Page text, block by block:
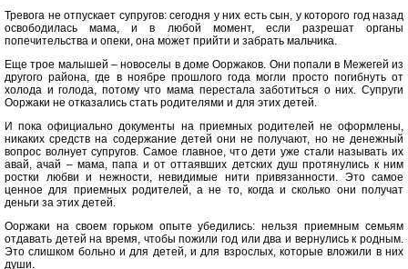
Тревога не отпускает супругов: сегодня у них есть сын, у которого год назад
освободилась мама, и в любой момент, если разрешат органы
попечительства и опеки, она может прийти и забрать мальчика.
Еще трое малышей – новоселы в доме Ооржаков. Они попали в Межегей из
другого района, где в ноябре прошлого года могли просто погибнуть от
холода и голода, потому что мама перестала заботиться о них. Супруги
Ооржаки не отказались стать родителями и для этих детей.
И пока официально документы на приемных родителей не оформлены,
никаких средств на содержание детей они не получают, но не денежный
вопрос волнует супругов. Самое главное, что дети уже стали называть их
авай, ачай – мама, папа и от оттаявших детских душ протянулись к ним
ростки любви и нежности, невидимые нити привязанности. Это самое
ценное для приемных родителей, а не то, когда и сколько они получат
деньги за этих детей.
Ооржаки на своем горьком опыте убедились: нельзя приемным семьям
отдавать детей на время, чтобы пожили год или два и вернулись к родным.
Это слишком больно и для детей, и для взрослых, которые вложили в них
души.